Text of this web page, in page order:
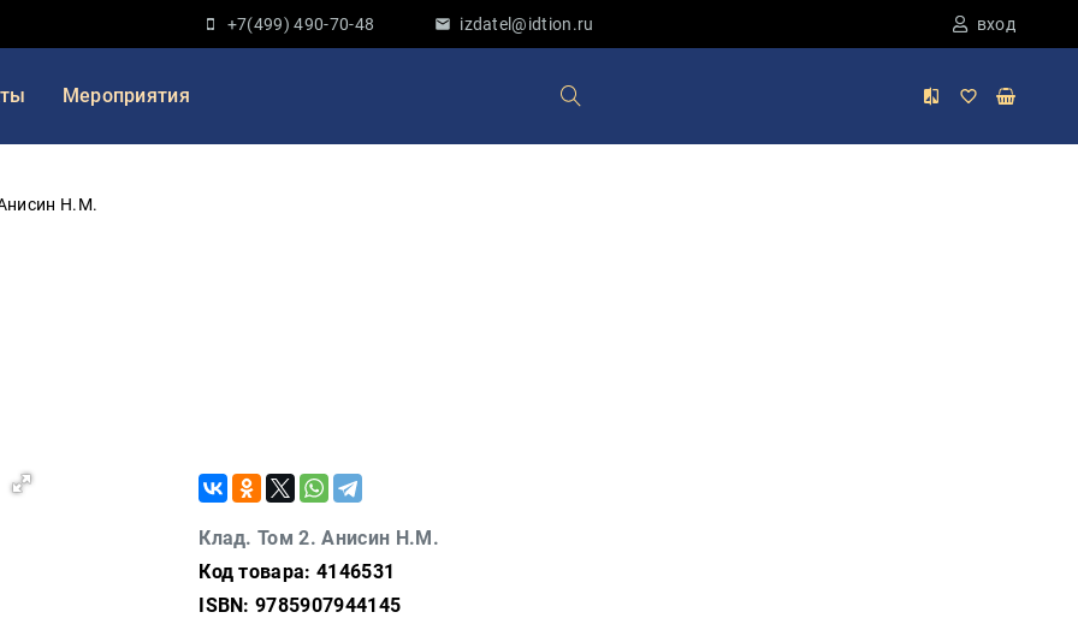
+7(499) 490-70-48 izdatel@idtion.ru вход
Мероприятия
Н.М.
Клад. Том 2. Анисин Н.М.
Код товара: 4146531
ISBN: 9785907944145